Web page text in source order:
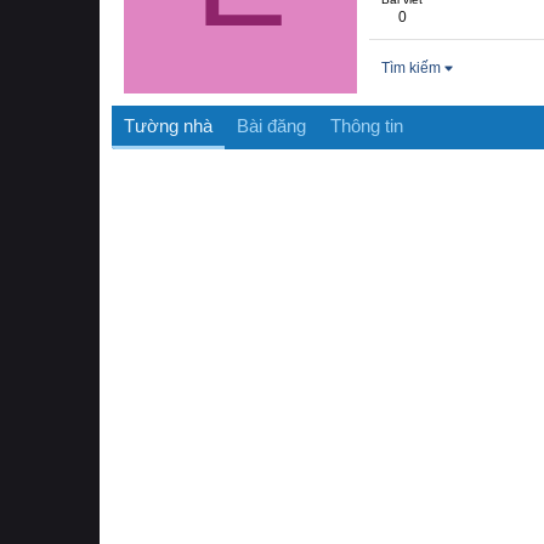
0
Tìm kiếm
Tường nhà Bài đăng Thông tin